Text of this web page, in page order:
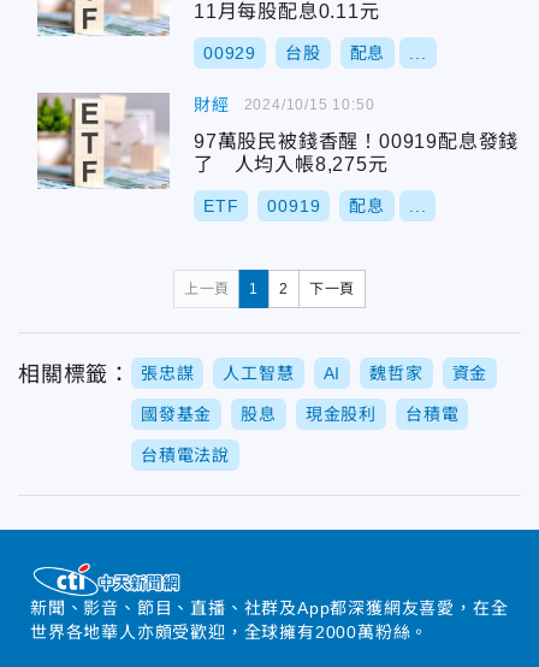
11月每股配息0.11元
00929 台股 配息
財經
97萬股民被錢香醒！00919配息發錢
了 人均入帳8,275元
ETF 00919 配息
2024/10/15 10:50
上一頁 1 2 下一頁
相關標籤： 張忠謀 人工智慧 AI 魏哲家 資金
國發基金 股息 現金股利 台積電
台積電法說
新聞、影音、節目、直播、社群及App都深獲網友喜愛，在全
世界各地華人亦頗受歡迎，全球擁有2000萬粉絲。